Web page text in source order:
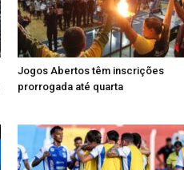
Jogos Abertos têm inscrições
prorrogada até quarta